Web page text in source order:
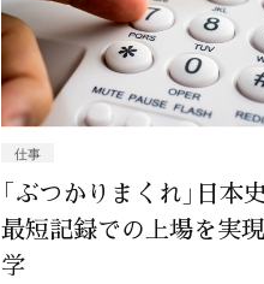
仕事
「ぶつかりまくれ」日本
最短記録での上場を実
学